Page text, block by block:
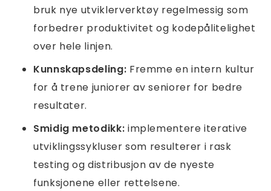
bruk nye utviklerverktøy regelmessig som
forbedrer produktivitet og kodepålitelighet
over hele linjen.
Kunnskapsdeling: Fremme en intern kultur
for å trene juniorer av seniorer for bedre
resultater.
Smidig metodikk: implementere iterative
utviklingssykluser som resulterer i rask
testing og distribusjon av de nyeste
funksjonene eller rettelsene.